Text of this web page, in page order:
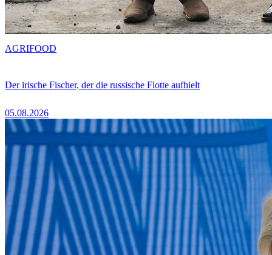
Der irische Fischer, der die russische Flotte aufhielt
05.08.2026
AGRIFOOD